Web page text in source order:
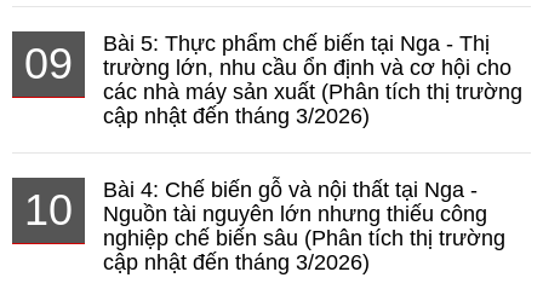
09
Bài 5: Thực phẩm chế biến tại Nga - Thị
trường lớn, nhu cầu ổn định và cơ hội cho
các nhà máy sản xuất (Phân tích thị trường
cập nhật đến tháng 3/2026)
10
Bài 4: Chế biến gỗ và nội thất tại Nga -
Nguồn tài nguyên lớn nhưng thiếu công
nghiệp chế biến sâu (Phân tích thị trường
cập nhật đến tháng 3/2026)